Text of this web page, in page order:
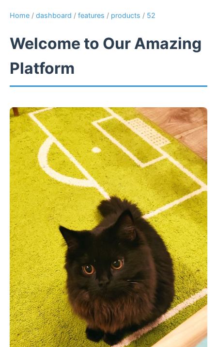
Home / dashboard / features / products / 52
Welcome to Our Amazing
Platform